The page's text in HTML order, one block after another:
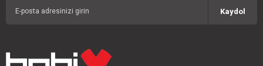
Kaydol